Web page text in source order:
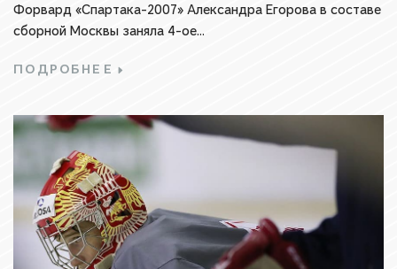
Форвард «Спартака-2007» Александра Егорова в составе
сборной Москвы заняла 4-ое...
ПОДРОБНЕЕ